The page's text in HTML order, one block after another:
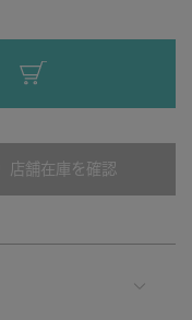
店舗在庫を確認